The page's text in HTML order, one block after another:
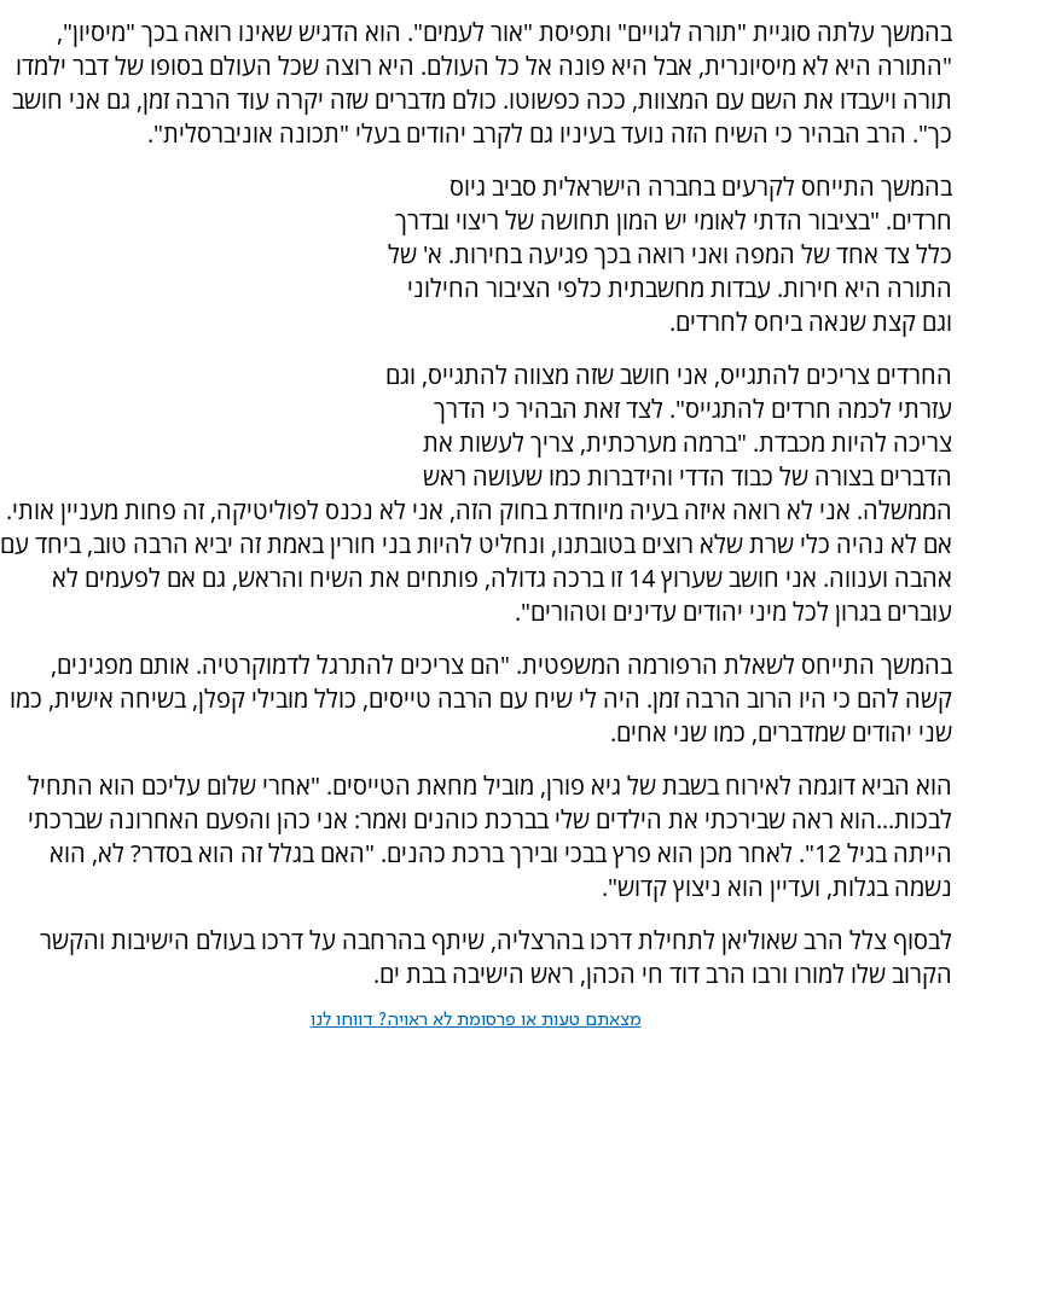
בהמשך עלתה סוגיית "תורה לגויים" ותפיסת "אור לעמים". הוא הדגיש שאינו רואה בכך "מיסיון",
"התורה היא לא מיסיונרית, אבל היא פונה אל כל העולם. היא רוצה שכל העולם בסופו של דבר ילמדו
תורה ויעבדו את השם עם המצוות, ככה כפשוטו. כולם מדברים שזה יקרה עוד הרבה זמן, גם אני חושב
כך". הרב הבהיר כי השיח הזה נועד בעיניו גם לקרב יהודים בעלי "תכונה אוניברסלית".
בהמשך התייחס לקרעים בחברה הישראלית סביב גיוס
חרדים. "בציבור הדתי לאומי יש המון תחושה של ריצוי ובדרך
כלל צד אחד של המפה ואני רואה בכך פגיעה בחירות. א' של
התורה היא חירות. עבדות מחשבתית כלפי הציבור החילוני
וגם קצת שנאה ביחס לחרדים.
החרדים צריכים להתגייס, אני חושב שזה מצווה להתגייס, וגם
עזרתי לכמה חרדים להתגייס". לצד זאת הבהיר כי הדרך
צריכה להיות מכבדת. "ברמה מערכתית, צריך לעשות את
הדברים בצורה של כבוד הדדי והידברות כמו שעושה ראש
הממשלה. אני לא רואה איזה בעיה מיוחדת בחוק הזה, אני לא נכנס לפוליטיקה, זה פחות מעניין אותי.
אם לא נהיה כלי שרת שלא רוצים בטובתנו, ונחליט להיות בני חורין באמת זה יביא הרבה טוב, ביחד עם
אהבה וענווה. אני חושב שערוץ 14 זו ברכה גדולה, פותחים את השיח והראש, גם אם לפעמים לא
עוברים בגרון לכל מיני יהודים עדינים וטהורים".
בהמשך התייחס לשאלת הרפורמה המשפטית. "הם צריכים להתרגל לדמוקרטיה. אותם מפגינים,
קשה להם כי היו הרוב הרבה זמן. היה לי שיח עם הרבה טייסים, כולל מובילי קפלן, בשיחה אישית, כמו
שני יהודים שמדברים, כמו שני אחים.
הוא הביא דוגמה לאירוח בשבת של גיא פורן, מוביל מחאת הטייסים. "אחרי שלום עליכם הוא התחיל
לבכות...הוא ראה שבירכתי את הילדים שלי בברכת כוהנים ואמר: אני כהן והפעם האחרונה שברכתי
הייתה בגיל 12". לאחר מכן הוא פרץ בבכי ובירך ברכת כהנים. "האם בגלל זה הוא בסדר? לא, הוא
נשמה בגלות, ועדיין הוא ניצוץ קדוש".
לבסוף צלל הרב שאוליאן לתחילת דרכו בהרצליה, שיתף בהרחבה על דרכו בעולם הישיבות והקשר
הקרוב שלו למורו ורבו הרב דוד חי הכהן, ראש הישיבה בבת ים.
מצאתם טעות או פרסומת לא ראויה? דווחו לנו